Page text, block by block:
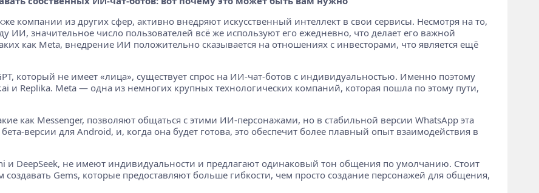
компании из других сфер, активно внедряют искусственный интеллект в свои сервисы. Несмотря на то,
значительное число пользователей всё же используют его ежедневно, что делает его важной
как Meta, внедрение ИИ положительно сказывается на отношениях с инвесторами, что является ещё
который не имеет «лица», существует спрос на ИИ-чат-ботов с индивидуальностью. Именно поэтому
и Replika. Meta — одна из немногих крупных технологических компаний, которая пошла по этому пути,
как Messenger, позволяют общаться с этими ИИ-персонажами, но в стабильной версии WhatsApp эта
версии для Android, и, когда она будет готова, это обеспечит более плавный опыт взаимодействия в
и DeepSeek, не имеют индивидуальности и предлагают одинаковый тон общения по умолчанию. Стоит
создавать Gems, которые предоставляют больше гибкости, чем просто создание персонажей для общения,